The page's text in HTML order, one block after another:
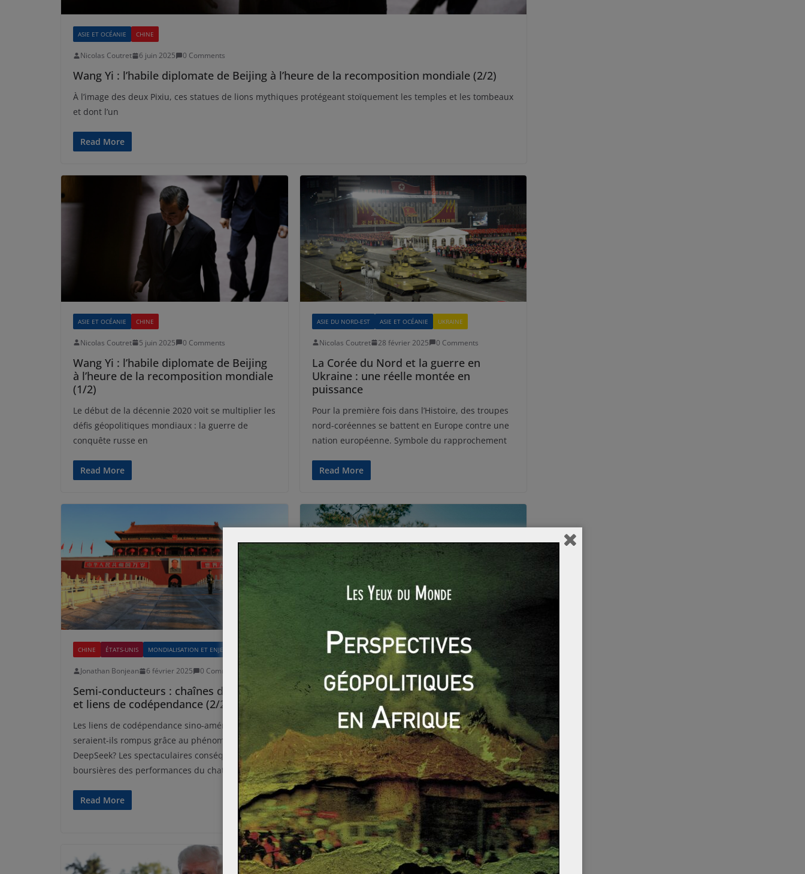
ASIE ET OCÉANIE CHINE
Nicolas Coutret 6 juin 2025 0 Comments
Wang Yi : l’habile diplomate de Beijing à l’heure de la recomposition mondiale (2/2)
À l’image des deux Pixiu, ces statues de lions mythiques protégeant stoïquement les temples et les tombeaux
et dont l’un
Read More
ASIE ET OCÉANIE CHINE
Nicolas Coutret 5 juin 2025 0 Comments
Wang Yi : l’habile diplomate de Beijing
à l’heure de la recomposition mondiale
(1/2)
Le début de la décennie 2020 voit se multiplier les
défis géopolitiques mondiaux : la guerre de
conquête russe en
Read More
ASIE DU NORD-EST ASIE ET OCÉANIE UKRAINE
Nicolas Coutret 28 février 2025 0 Comments
La Corée du Nord et la guerre en
Ukraine : une réelle montée en
puissance
Pour la première fois dans l’Histoire, des troupes
nord-coréennes se battent en Europe contre une
nation européenne. Symbole du rapprochement
Read More
CHINE ÉTATS-UNIS MONDIALISATION ET ENJEUX
Jonathan Bonjean 6 février 2025 0 Comments
Semi-conducteurs : chaînes de valeur
et liens de codépendance (2/2)
Les liens de codépendance sino-américains
seraient-ils rompus grâce au phénomène
DeepSeek? Les spectaculaires conséquences
boursières des performances du chatbot chinois
Read More
ASIE DU SUD-EST ASIE ET OCÉANIE
Jade Bellissard 22 janvier 2025 0 Comments
Corée du Sud : de la loi martiale à une
décrédibilisation diplomatique ?
La proclamation de la loi martiale par le président
sud-coréen Yoon Suk Yéol, le 3 décembre dernier
a provoqué un
Read More